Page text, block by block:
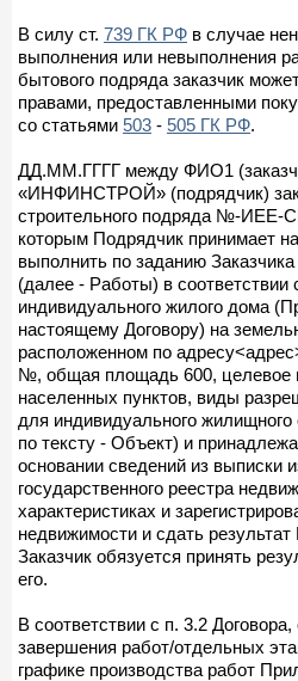
В силу ст. 739 ГК РФ в случае
выполнения или невыполнения
бытового подряда заказчик
правами, предоставленными
со статьями 503 - 505 ГК РФ.
ДД.ММ.ГГГГ между ФИО1
«ИНФИНСТРОЙ» (подрядчик)
строительного подряда №-ИЕЕ-
которым Подрядчик принимает
выполнить по заданию
(далее - Работы) в
индивидуального жилого дома
настоящему Договору) на
расположенном по
№, общая площадь 600, целевое
населенных пунктов, виды
для индивидуального жилищного
по тексту - Объект) и
основании сведений из выписки
государственного реестра
характеристиках и
недвижимости и сдать результат
Заказчик обязуется принять
его.
В соответствии с п. 3.2
завершения работ/отдельных
графике производства работ